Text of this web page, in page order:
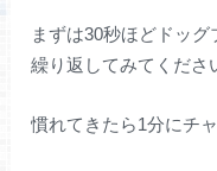
まずは30秒ほどドッグ
繰り返してみてくださ
慣れてきたら1分にチ